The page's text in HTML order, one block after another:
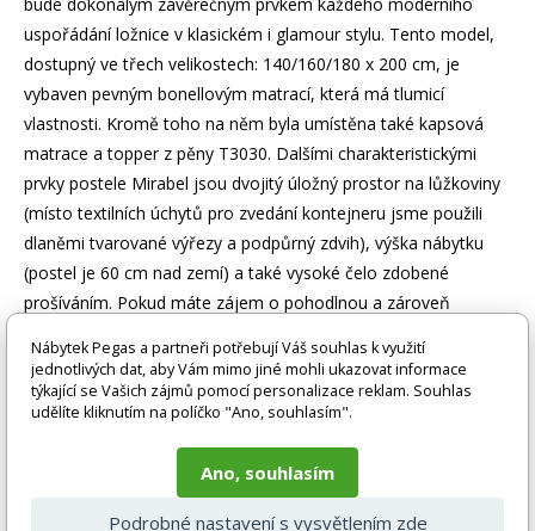
uspořádání ložnice v klasickém i glamour stylu. Tento model,
dostupný ve třech velikostech: 140/160/180 x 200 cm, je
vybaven pevným bonellovým matrací, která má tlumicí
vlastnosti. Kromě toho na něm byla umístěna také kapsová
matrace a topper z pěny T3030. Dalšími charakteristickými
prvky postele Mirabel jsou dvojitý úložný prostor na lůžkoviny
(místo textilních úchytů pro zvedání kontejneru jsme použili
dlaněmi tvarované výřezy a podpůrný zdvih), výška nábytku
(postel je 60 cm nad zemí) a také vysoké čelo zdobené
prošíváním. Pokud máte zájem o pohodlnou a zároveň
Boxspring. Mirabel je ideální volbou pro dokonalý spánek
každou noc!
Zboží je dodáváno bez doplňků a dekorací (např. textilních
doplňků, spotřebičů, baterie, matrací atd.), nejsou tedy v ceně.
Pokud není uvedeno jinak. Většinou je zboží dodáváno v
demontovaném stavu, dle charakteru zboží. Fotografie mohou
Nábytek Pegas a partneři potřebují Váš souhlas k využití
jednotlivých dat, aby Vám mimo jiné mohli ukazovat informace
týkající se Vašich zájmů pomocí personalizace reklam. Souhlas
udělíte kliknutím na políčko "Ano, souhlasím".
Ano, souhlasím
Podrobné nastavení s vysvětlením zde